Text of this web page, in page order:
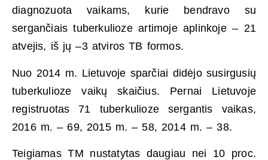
diagnozuota vaikams, kurie bendravo su
sergančiais tuberkulioze artimoje aplinkoje – 21
atvejis, iš jų –3 atviros TB formos.
Nuo 2014 m. Lietuvoje sparčiai didėjo susirgusių
tuberkulioze vaikų skaičius. Pernai Lietuvoje
registruotas 71 tuberkulioze sergantis vaikas,
2016 m. – 69, 2015 m. – 58, 2014 m. – 38.
Teigiamas TM nustatytas daugiau nei 10 proc.